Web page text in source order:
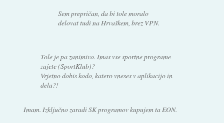
Sem prepričan, da bi tole moralo
delovat tudi na Hrvaškem, brez VPN.
Tole je pa zanimivo. Imas vse sportne programe
zajete (SportKlub)?
Vrjetno dobis kodo, katero vneses v aplikacijo in
dela?!
Imam. Izključno zaradi SK programov kupujem ta EON.